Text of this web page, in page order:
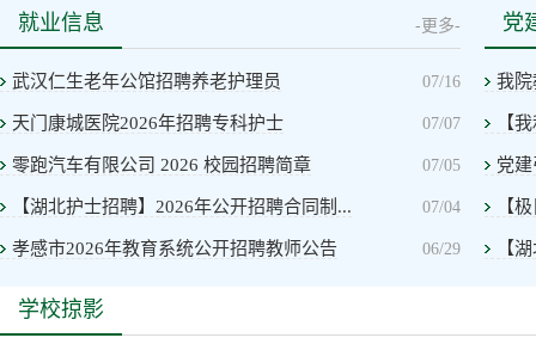
就业信息 -更多-
07/16
武汉仁生老年公馆招聘养老护理员
07/07
天门康城医院2026年招聘专科护士
07/05
零跑汽车有限公司 2026 校园招聘简章
07/04
【湖北护士招聘】2026年公开招聘合同制...
06/29
孝感市2026年教育系统公开招聘教师公告
党
我院
【
党
【
【
学校掠影